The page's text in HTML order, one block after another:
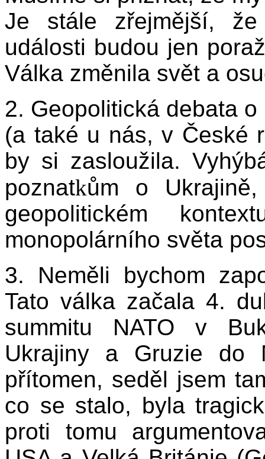
Je stále zřejmější,
události budou jen
Válka změnila svět a
2. Geopolitická debata
(a také u nás, v České
by si zasloužila.
poznatkům o
geopolitickém
monopolárního světa
3. Neměli bychom
Tato válka začala 4.
summitu NATO v
Ukrajiny a Gruzie do
přítomen, seděl jsem
co se stalo, byla
proti tomu